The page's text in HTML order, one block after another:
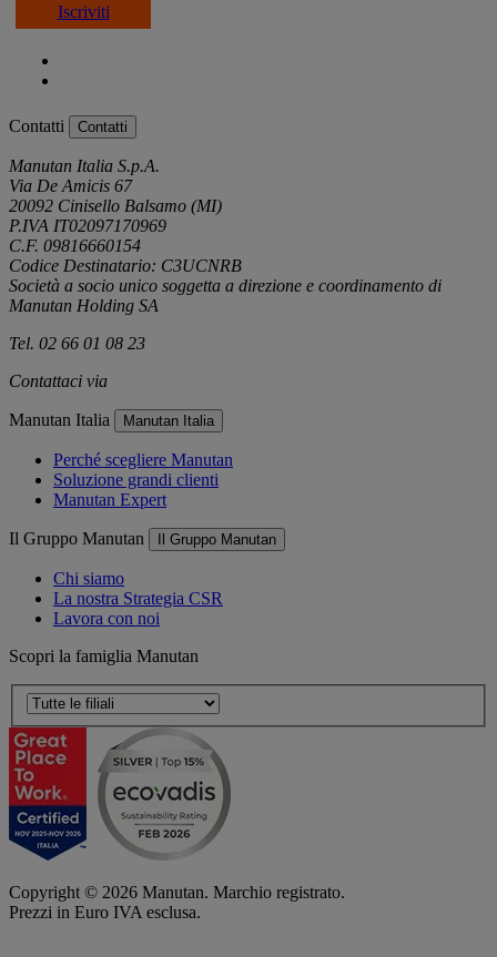
Iscriviti
Contatti Contatti
Manutan Italia S.p.A.
Via De Amicis 67
20092 Cinisello Balsamo (MI)
P.IVA IT02097170969
C.F. 09816660154
Codice Destinatario: C3UCNRB
Società a socio unico soggetta a direzione e coordinamento di
Manutan Holding SA
Tel. 02 66 01 08 23
Contattaci via
Manutan Italia Manutan Italia
Perché scegliere Manutan
Soluzione grandi clienti
Manutan Expert
Il Gruppo Manutan Il Gruppo Manutan
Chi siamo
La nostra Strategia CSR
Lavora con noi
Scopri la famiglia Manutan
Copyright © 2026 Manutan. Marchio registrato.
Prezzi in Euro IVA esclusa.